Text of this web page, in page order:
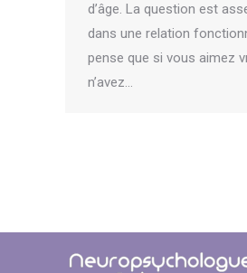
d’âge. La question est
dans une relation
pense que si vous aimez
n’avez…